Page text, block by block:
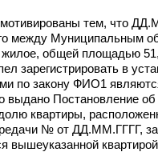
тем, что
между Муниципальным
жилое, общей площадью
зарегистрировать в
по закону ФИО1
выдано Постановление об
квартиры,
№ от ДД.ММ.ГГГГ,
вышеуказанной